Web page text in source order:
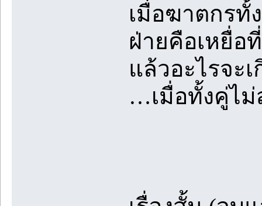
เมื่อฆาตกร
ฝ่ายคือเหยื่อ
แล้วอะไรจะ
…เมื่อทั้งคู่ไ